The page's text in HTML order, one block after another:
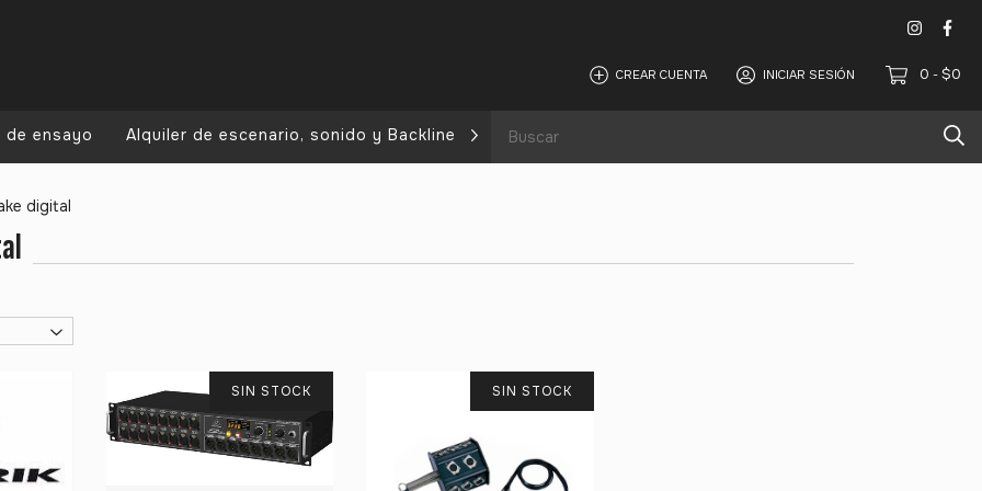
CREAR CUENTA INICIAR SESIÓN 0 - $0
de ensayo Alquiler de escenario, sonido y Backline Alquiler de equipos de sonido y iluminación
digital
SIN STOCK SIN STOCK